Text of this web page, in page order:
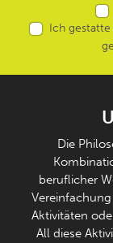
Ich
Die
beruflicher
Aktivitäten
All diese